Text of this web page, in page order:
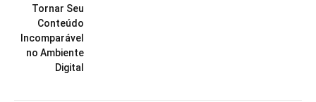
Tornar Seu
Conteúdo
Incomparável
no Ambiente
Digital